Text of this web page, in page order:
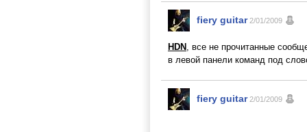
fiery guitar 2/01/2009
HDN , все не прочитанные
в левой панели команд под
fiery guitar 2/01/2009